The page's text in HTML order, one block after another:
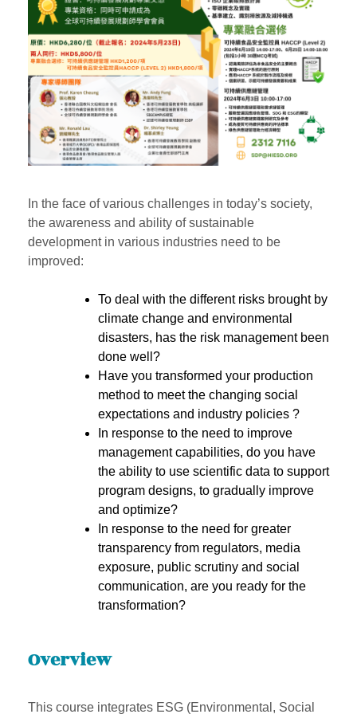
In the face of various challenges in today’s society,
the awareness and ability of sustainable
development in various industries need to be
improved:
To deal with the different risks brought by
climate change and environmental
disasters, has the risk management been
done well?
Have you transformed your production
method to meet the changing social
expectations and industry policies ?
In response to the need to improve
management capabilities, do you have
the ability to use scientific data to support
program designs, to gradually improve
and optimize?
In response to the need for greater
transparency from regulators, media
exposure, public scrutiny and social
communication, are you ready for the
transformation?
Overview
This course integrates ESG (Environmental, Social